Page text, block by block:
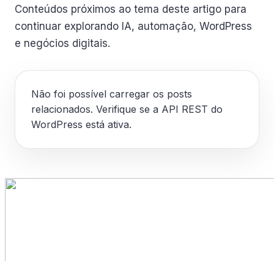
Conteúdos próximos ao tema deste artigo para
continuar explorando IA, automação, WordPress
e negócios digitais.
Não foi possível carregar os posts
relacionados. Verifique se a API REST do
WordPress está ativa.